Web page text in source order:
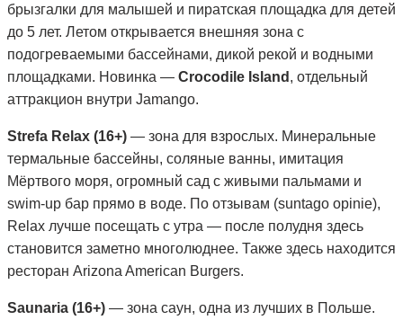
брызгалки для малышей и пиратская площадка для детей
до 5 лет. Летом открывается внешняя зона с
подогреваемыми бассейнами, дикой рекой и водными
площадками. Новинка — Crocodile Island , отдельный
аттракцион внутри Jamango.
Strefa Relax (16+) — зона для взрослых. Минеральные
термальные бассейны, соляные ванны, имитация
Мёртвого моря, огромный сад с живыми пальмами и
swim-up бар прямо в воде. По отзывам (suntago opinie),
Relax лучше посещать с утра — после полудня здесь
становится заметно многолюднее. Также здесь находится
ресторан Arizona American Burgers.
Saunaria (16+) — зона саун, одна из лучших в Польше.